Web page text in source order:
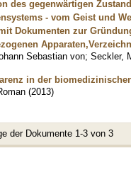
des gegenwärtigen
- vom Geist und
Dokumenten zur
Sebastian von; Seckler,
in der
(2013)
der Dokumente 1-3 von 3